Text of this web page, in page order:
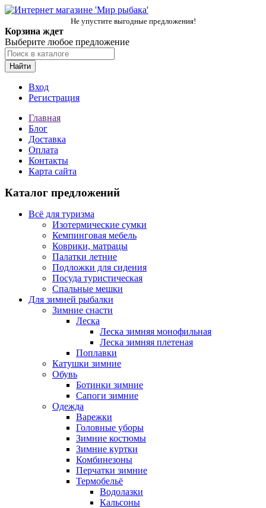
Не упустите выгодные предложения!
Корзина ждет
Выберите любое предложение
Найти
Вход
Регистрация
Главная
Блог
Доставка
Оплата
Контакты
Карта сайта
Каталог предложений
Всё для туризма
Изотермические сумки
Кемпинговая мебель
Коврики, матрацы
Палатки летние
Подложки для сидения
Посуда туристическая
Спальные мешки
Для зимней рыбалки
Зимние снасти
Леска
Леска зимняя монофильная
Леска зимняя плетеная
Поплавки
Катушки зимние
Обувь
Ботинки зимние
Сапоги зимние
Одежда
Варежки
Головные уборы
Зимние костюмы
Зимние куртки
Комбинезоны
Перчатки зимние
Термобельё
Водолазки
Кальсоны